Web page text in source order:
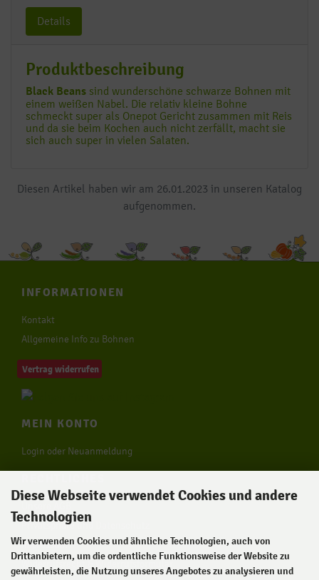
Details
Produktbeschreibung
Black Beans sind wunderschöne schwarze Bohnen mit
einem weißen Nabel. Die relativ kleine Bohne
schmeckt super als Onepot Gericht zusammen mit Reis
und da sie beim Kochen auch nicht zerfällt, macht sie
sich auch super in vielen Salaten.
Diesen Artikel haben wir am 26.01.2023 in unseren Katalog
aufgenommen.
INFORMATIONEN
Kontakt
Allgemeine Info zu Bohnen
Vertrag widerrufen
MEIN KONTO
Login oder Neuanmeldung
Privatsphäre und Datenschutz
Impressum
Widerrufsrecht & Widerrufsformular
Diese Webseite verwendet Cookies und andere
Technologien
Wir verwenden Cookies und ähnliche Technologien, auch von
Drittanbietern, um die ordentliche Funktionsweise der Website zu
gewährleisten, die Nutzung unseres Angebotes zu analysieren und